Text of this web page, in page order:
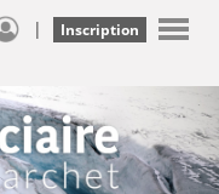
| Inscription